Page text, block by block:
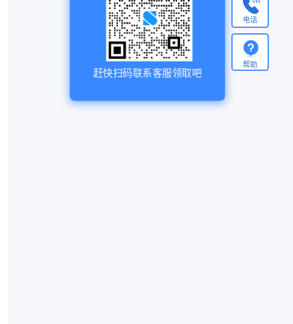
赶快扫码联系客服领取吧
电话
帮助